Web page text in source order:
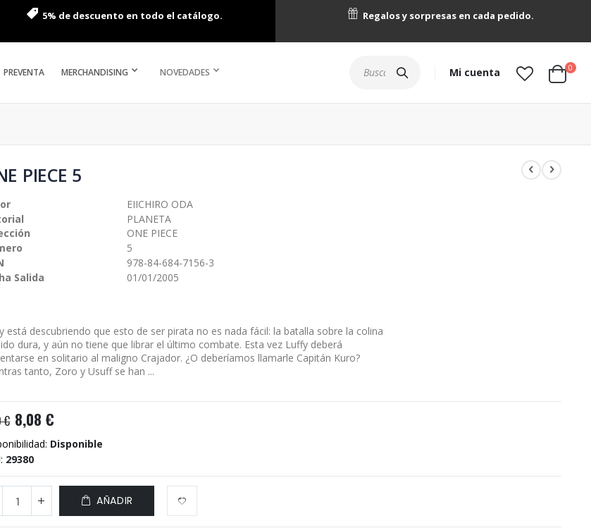
5% de descuento en todo el catálogo. Regalos y sorpresas en cada pedido.
PREVENTA MERCHANDISING NOVEDADES Mi cuenta Cart
0
PIECE 5
EIICHIRO ODA
PLANETA
ONE PIECE
5
978-84-684-7156-3
Salida
01/01/2005
está descubriendo que esto de ser pirata no es nada fácil: la batalla sobre la colina
dura, y aún no tiene que librar el último combate. Esta vez Luffy deberá
en solitario al maligno Crajador. ¿O deberíamos llamarle Capitán Kuro?
tanto, Zoro y Usuff se han ...
€ 8,08 €
Disponible
29380
AÑADIR